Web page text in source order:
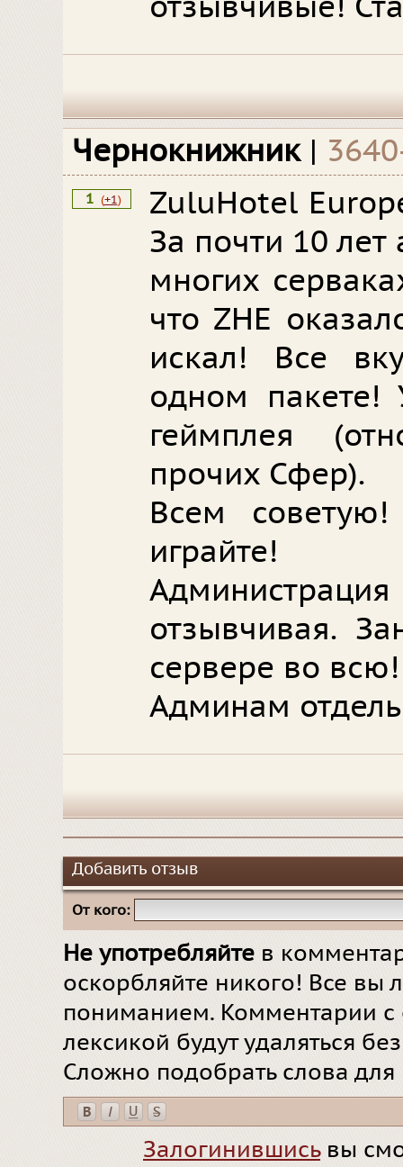
отзывчивые!
Чернокнижник |
1 (+1)
ZuluHotel
За почти 10
многих
что ZHE
искал! Все
одном пакете!
геймплея
прочих Сфер).
Всем советую!
играйте!
отзывчивая.
сервере во всю!
Админам
Добавить отзыв
От кого:
Не употребляйте в
оскорбляйте никого! Все вы
пониманием. Комментарии
лексикой будут удаляться
Сложно подобрать слова
Залогинившисьвы